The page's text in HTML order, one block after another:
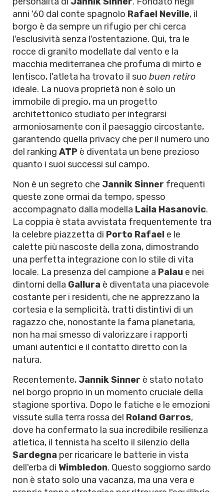
anni '60 dal conte spagnolo Rafael Neville, il
borgo è da sempre un rifugio per chi cerca
l'esclusività senza l'ostentazione. Qui, tra le
rocce di granito modellate dal vento e la
macchia mediterranea che profuma di mirto e
lentisco, l'atleta ha trovato il suo buen retiro
ideale. La nuova proprietà non è solo un
immobile di pregio, ma un progetto
architettonico studiato per integrarsi
armoniosamente con il paesaggio circostante,
garantendo quella privacy che per il numero uno
del ranking ATP è diventata un bene prezioso
quanto i suoi successi sul campo.
Non è un segreto che Jannik Sinner frequenti
queste zone ormai da tempo, spesso
accompagnato dalla modella Laila Hasanovic.
La coppia è stata avvistata frequentemente tra
la celebre piazzetta di Porto Rafael e le
calette più nascoste della zona, dimostrando
una perfetta integrazione con lo stile di vita
locale. La presenza del campione a Palau e nei
dintorni della Gallura è diventata una piacevole
costante per i residenti, che ne apprezzano la
cortesia e la semplicità, tratti distintivi di un
ragazzo che, nonostante la fama planetaria,
non ha mai smesso di valorizzare i rapporti
umani autentici e il contatto diretto con la
natura.
Recentemente, Jannik Sinner è stato notato
nel borgo proprio in un momento cruciale della
stagione sportiva. Dopo le fatiche e le emozioni
vissute sulla terra rossa del Roland Garros,
dove ha confermato la sua incredibile resilienza
atletica, il tennista ha scelto il silenzio della
Sardegna per ricaricare le batterie in vista
dell'erba di Wimbledon. Questo soggiorno sardo
non è stato solo una vacanza, ma una vera e